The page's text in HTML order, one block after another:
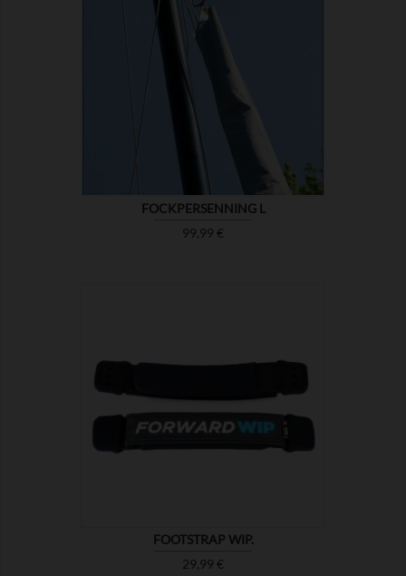
FOCKPERSENNING L
Preis
99,99 €
FOOTSTRAP WIP.
Preis
29,99 €
ZEIGEN 